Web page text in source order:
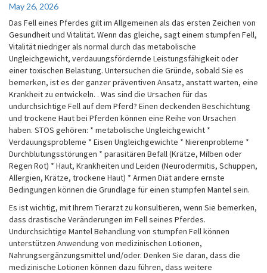
May 26, 2026
Das Fell eines Pferdes gilt im Allgemeinen als das ersten Zeichen von
Gesundheit und Vitalität. Wenn das gleiche, sagt einem stumpfen Fell,
Vitalität niedriger als normal durch das metabolische
Ungleichgewicht, verdauungsfördernde Leistungsfähigkeit oder
einer toxischen Belastung. Untersuchen die Gründe, sobald Sie es
bemerken, ist es der ganzer präventiven Ansatz, anstatt warten, eine
Krankheit zu entwickeln. . Was sind die Ursachen für das
undurchsichtige Fell auf dem Pferd? Einen deckenden Beschichtung
und trockene Haut bei Pferden können eine Reihe von Ursachen
haben. STOS gehören: * metabolische Ungleichgewicht *
Verdauungsprobleme * Eisen Ungleichgewichte * Nierenprobleme *
Durchblutungsstörungen * parasitären Befall (Krätze, Milben oder
Regen Rot) * Haut, Krankheiten und Leiden (Neurodermitis, Schuppen,
Allergien, Krätze, trockene Haut) * Armen Diät andere ernste
Bedingungen können die Grundlage für einen stumpfen Mantel sein.
Es ist wichtig, mit Ihrem Tierarzt zu konsultieren, wenn Sie bemerken,
dass drastische Veränderungen im Fell seines Pferdes.
Undurchsichtige Mantel Behandlung von stumpfen Fell können
unterstützen Anwendung von medizinischen Lotionen,
Nahrungsergänzungsmittel und/oder. Denken Sie daran, dass die
medizinische Lotionen können dazu führen, dass weitere